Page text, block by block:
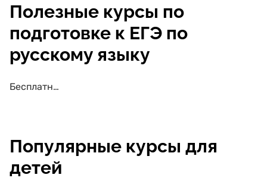
Полезные курсы по
подготовке к ЕГЭ по
русскому языку
Бесплатные курсы по подготовке к ЕГЭ по русскому языку
Популярные курсы для
детей